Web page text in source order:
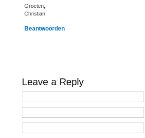
Groeten,
Christian
Beantwoorden
Leave a Reply